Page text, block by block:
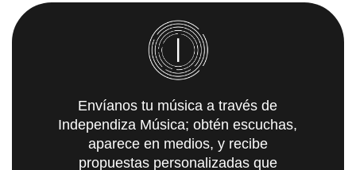
Envíanos tu música a través de
Independiza Música; obtén escuchas,
aparece en medios, y recibe
propuestas personalizadas que